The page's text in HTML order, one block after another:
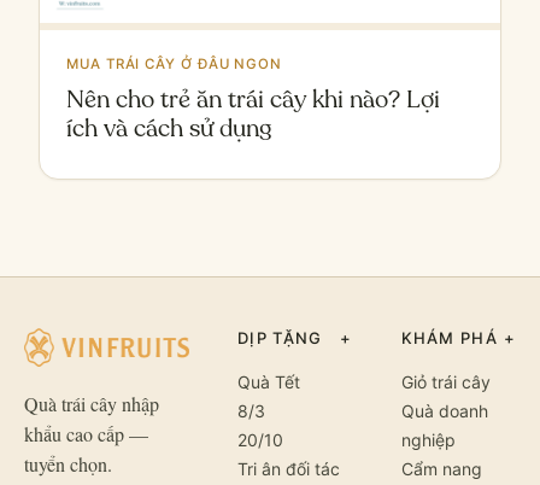
MUA TRÁI CÂY Ở ĐÂU NGON
Nên cho trẻ ăn trái cây khi nào? Lợi
ích và cách sử dụng
Quà trái cây nhập
khẩu cao cấp —
tuyển chọn.
DỊP TẶNG +
Quà Tết
8/3
20/10
Tri ân đối tác
KHÁM PHÁ +
Giỏ trái cây
Quà doanh
nghiệp
Cẩm nang